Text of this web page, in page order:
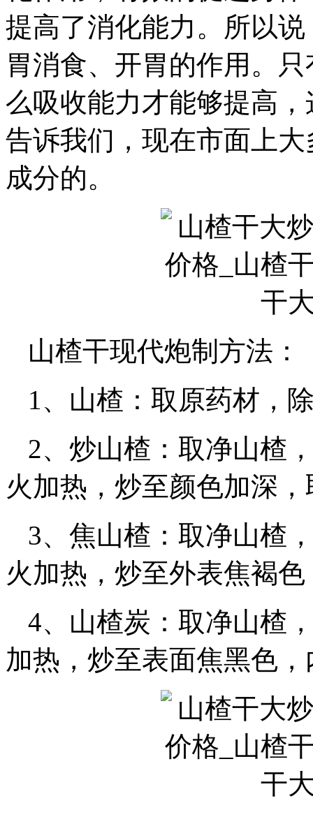
提高了消化能力。所以
胃消食、开胃的作用。
么吸收能力才能够提高
告诉我们，现在市面上
成分的。
山楂干现代炮制方法：
1、山楂：取原药材，
2、炒山楂：取净山楂
火加热，炒至颜色加深
3、焦山楂：取净山楂
火加热，炒至外表焦褐
4、山楂炭：取净山楂
加热，炒至表面焦黑色